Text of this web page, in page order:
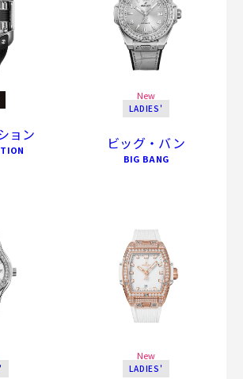
ョン
New
LADIES'
ビッグ・バン
BIG BANG
New
LADIES'